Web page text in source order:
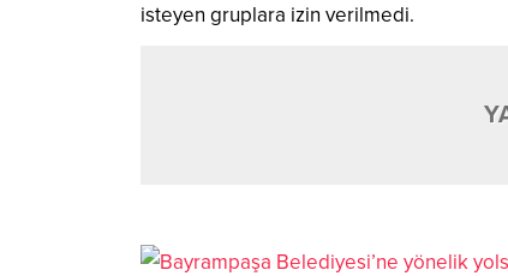
isteyen gruplara izin verilmedi.